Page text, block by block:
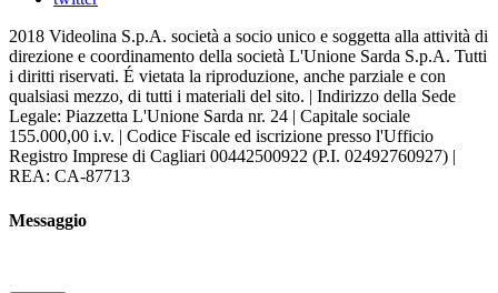
2018 Videolina S.p.A. società a socio unico e soggetta alla attività di
direzione e coordinamento della società L'Unione Sarda S.p.A. Tutti
i diritti riservati. É vietata la riproduzione, anche parziale e con
qualsiasi mezzo, di tutti i materiali del sito. | Indirizzo della Sede
Legale: Piazzetta L'Unione Sarda nr. 24 | Capitale sociale
155.000,00 i.v. | Codice Fiscale ed iscrizione presso l'Ufficio
Registro Imprese di Cagliari 00442500922 (P.I. 02492760927) |
REA: CA-87713
Messaggio